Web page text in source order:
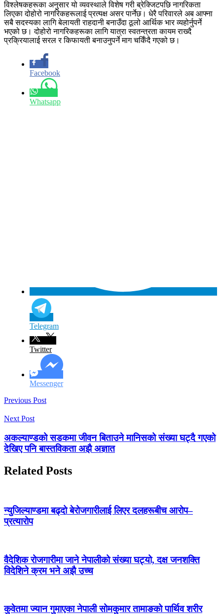
विश्लेषकहरूका अनुसार यो व्यवस्थाले विशेष गरी ब्रेक्जिटपछि नागरिकता
लिएका दोहोरो नागरिकहरूलाई प्रत्यक्ष असर पार्नेछ। धेरै परिवारले अब आफ्ना
सबै सदस्यका लागि बेलायती राहदानी बनाउँदा ठूलो आर्थिक भार व्यहोर्नुपर्ने
भएको छ। दोहोरो नागरिकहरूका लागि यात्रा स्वतन्त्रता कायम राख्दै
प्रक्रियालाई सरल र किफायती बनाउनुपर्ने माग चर्किँदै गएको छ।
Facebook
Whatsapp
Telegram
Twitter
Messenger
Previous Post
Next Post
अकल्याण्डको सडकमा जीवन बिताउने मानिसको संख्या घट्दै गएको
देखिए पनि बास्तविकता अझै अज्ञात
Related Posts
न्युजिल्याण्डमा बढ्दो बेरोजगारीलाई लिएर दलहरूबीच आरोप–
प्रत्यारोप
वैदेशिक रोजगारीमा जाने नेपालीको संख्या घट्यो, दक्ष जनशक्ति
विदेशिने क्रम भने अझै उच्च
कुवेतमा ज्यान गुमाएका नेपाली सोमकुमार तामाङको पार्थिव शरीर